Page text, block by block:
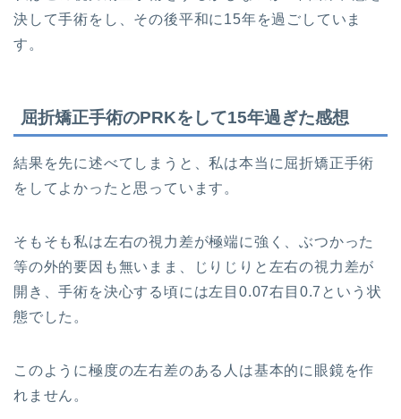
決して手術をし、その後平和に15年を過ごしていま
す。
屈折矯正手術のPRKをして15年過ぎた感想
結果を先に述べてしまうと、私は本当に屈折矯正手術
をしてよかったと思っています。
そもそも私は左右の視力差が極端に強く、ぶつかった
等の外的要因も無いまま、じりじりと左右の視力差が
開き、手術を決心する頃には左目0.07右目0.7という状
態でした。
このように極度の左右差のある人は基本的に眼鏡を作
れません。